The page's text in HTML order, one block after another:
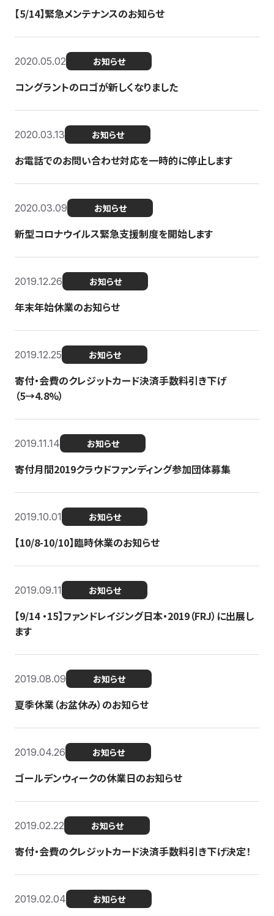
【5/14】緊急メンテナンスのお知らせ
2020.05.02 お知らせ
コングラントのロゴが新しくなりました
2020.03.13 お知らせ
お電話でのお問い合わせ対応を一時的に停止します
2020.03.09 お知らせ
新型コロナウイルス緊急支援制度を開始します
2019.12.26 お知らせ
年末年始休業のお知らせ
2019.12.25 お知らせ
寄付・会費のクレジットカード決済手数料引き下げ
（5→4.8%）
2019.11.14 お知らせ
寄付月間2019クラウドファンディング参加団体募集
2019.10.01 お知らせ
【10/8-10/10】臨時休業のお知らせ
2019.09.11 お知らせ
【9/14 ・15】ファンドレイジング日本・2019（FRJ）に出展し
ます
2019.08.09 お知らせ
夏季休業（お盆休み）のお知らせ
2019.04.26 お知らせ
ゴールデンウィークの休業日のお知らせ
2019.02.22 お知らせ
寄付・会費のクレジットカード決済手数料引き下げ決定！
2019.02.04 お知らせ